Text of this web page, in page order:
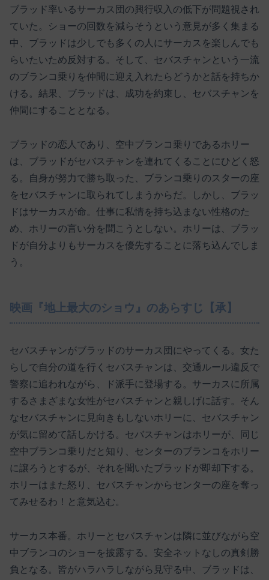
ブラッド率いるサーカス団の興行収入の低下が問題視され
ていた。ショーの回数を減らそうという意見が多く集まる
中、ブラッドは少しでも多くの人にサーカスを楽しんでも
らいたいため反対する。そして、セバスチャンという一流
のブランコ乗りを仲間に迎え入れたらどうかと話を持ちか
ける。結果、ブラッドは、成功を約束し、セバスチャンを
仲間にすることとなる。
ブラッドの恋人であり、空中ブランコ乗りであるホリー
は、ブラッドがセバスチャンを連れてくることにひどく怒
る。自身が努力で勝ち取った、ブランコ乗りのスターの座
をセバスチャンに取られてしまうからだ。しかし、ブラッ
ドはサーカスが命。仕事に私情を持ち込まない性格のた
め、ホリーの言い分を聞こうとしない。ホリーは、ブラッ
ドが自分よりもサーカスを優先することに落ち込んでしま
う。
映画『地上最大のショウ』のあらすじ【承】
セバスチャンがブラッドのサーカス団にやってくる。女た
らしで自分の道を行くセバスチャンは、交通ルール違反で
警察に追われながら、ド派手に登場する。サーカスに所属
するさまざまな女性がセバスチャンと親しげに話す。そん
なセバスチャンに見向きもしないホリーに、セバスチャン
が気に留めて話しかける。セバスチャンはホリーが、同じ
空中ブランコ乗りだと知り、センターのブランコをホリー
に譲ろうとするが、それを聞いたブラッドが即却下する。
ホリーはまた怒り、セバスチャンからセンターの座を奪っ
てみせるわ！と意気込む。
サーカス本番。ホリーとセバスチャンは隣に並びながら空
中ブランコのショーを披露する。安全ネットなしの真剣勝
負となる。皆がハラハラしながら見守る中、ブラッドは、